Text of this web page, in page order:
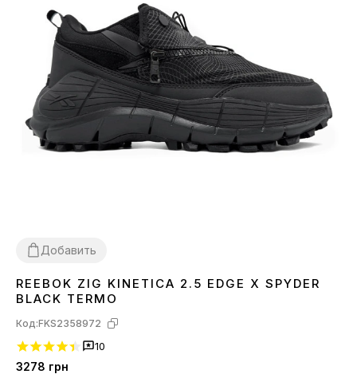
Добавить
4142 44
REEBOK ZIG KINETICA 2.5 EDGE X SPYDER
BLACK TERMO
Код:FKS2358972
10
3278 грн